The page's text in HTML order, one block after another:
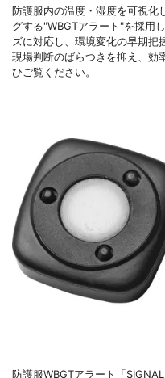
防護服内の温度・湿度を可視化
グする"WBGTアラート"を採用
ズに対応し、環境変化の早期把
現場判断のばらつきを抑え、効
ひご覧ください。
防護服WBGTアラート「SIGNAL